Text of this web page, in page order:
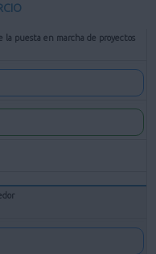
la puesta en marcha de proyectos